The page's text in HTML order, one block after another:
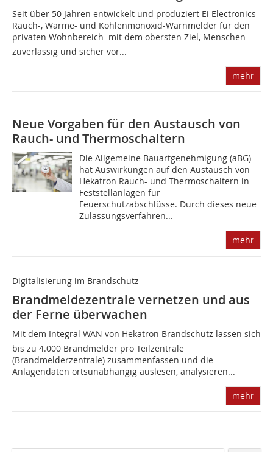
Seit über 50 Jahren entwickelt und produziert Ei Electronics
Rauch-, Wärme- und Kohlenmonoxid-Warnmelder für den
privaten Wohnbereich  mit dem obersten Ziel, Menschen
zuverlässig und sicher vor...
mehr
Neue Vorgaben für den Austausch von
Rauch- und Thermoschaltern
Die Allgemeine Bauartgenehmigung (aBG)
hat Auswirkungen auf den Austausch von
Hekatron Rauch- und Thermoschaltern in
Feststellanlagen für
Feuerschutzabschlüsse. Durch dieses neue
Zulassungsverfahren...
mehr
Digitalisierung im Brandschutz
Brandmeldezentrale vernetzen und aus
der Ferne überwachen
Mit dem Integral WAN von Hekatron Brandschutz lassen sich
bis zu 4.000 Brandmelder pro Teilzentrale
(Brandmelderzentrale) zusammenfassen und die
Anlagendaten ortsunabhängig auslesen, analysieren...
mehr